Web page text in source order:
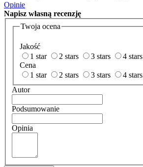
Opinie
Napisz własną recenzję
Twoja ocena
Jakość
1 star
2 stars 3 stars 4 stars
Cena
1 star
2 stars 3 stars 4 stars
Autor
Podsumowanie
Opinia